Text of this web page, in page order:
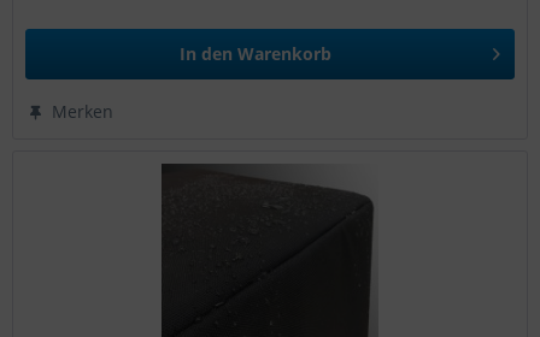
In den Warenkorb
Merken